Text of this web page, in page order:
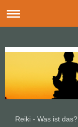
Reiki - Was ist das?